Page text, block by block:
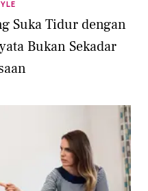
Suka Tidur dengan
Bukan Sekadar